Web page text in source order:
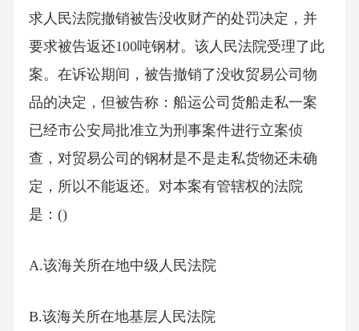
求人民法院撤销被告没收财产的处罚决定，并
要求被告返还100吨钢材。该人民法院受理了此
案。在诉讼期间，被告撤销了没收贸易公司物
品的决定，但被告称：船运公司货船走私一案
已经市公安局批准立为刑事案件进行立案侦
查，对贸易公司的钢材是不是走私货物还未确
定，所以不能返还。对本案有管辖权的法院
是：()
A.该海关所在地中级人民法院
B.该海关所在地基层人民法院